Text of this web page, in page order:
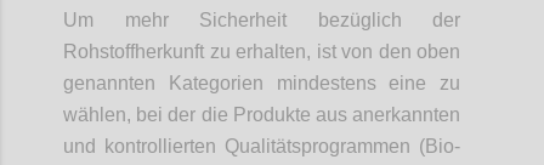
Um mehr Sicherheit bezüglich der
Rohstoffherkunft zu erhalten, ist von den oben
genannten Kategorien mindestens eine zu
wählen, bei der die Produkte aus anerkannten
und kontrollierten Qualitätsprogrammen (Bio-